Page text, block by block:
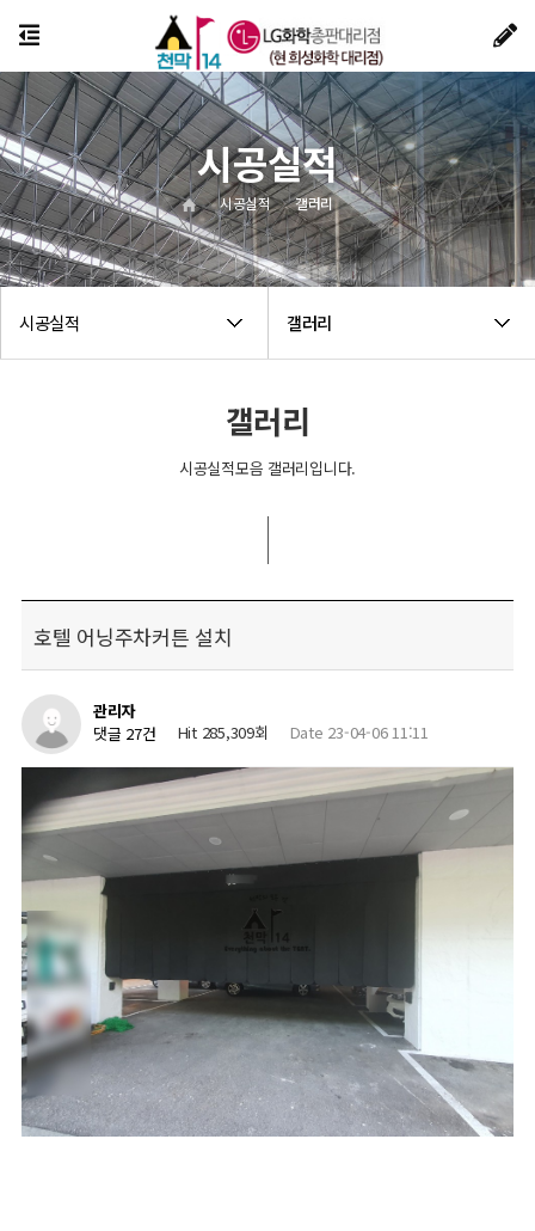
시공실적 갤러리
시공실적 갤러리
시공실적
갤러리
시공실적모음 갤러리입니다.
호텔 어닝주차커튼 설치
관리자
댓글 27건
Hit 285,309회 Date 23-04-06 11:11